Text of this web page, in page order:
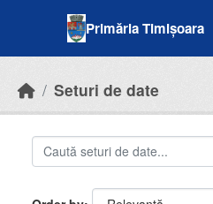
Primăria Timișoara
Seturi de date